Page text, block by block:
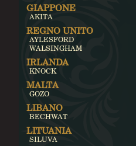
GIAPPONE
AKITA
REGNO UNITO
AYLESFORD
WALSINGHAM
IRLANDA
KNOCK
MALTA
GOZO
LIBANO
BECHWAT
LITUANIA
SILUVA